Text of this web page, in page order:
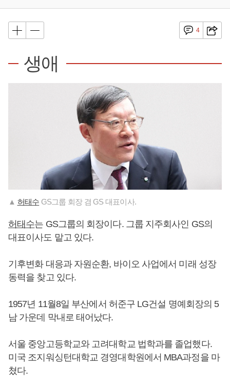
4
생애
▲ 허태수 GS그룹 회장 겸 GS 대표이사.
허태수는 GS그룹의 회장이다. 그룹 지주회사인 GS의
대표이사도 맡고 있다.
기후변화 대응과 자원순환, 바이오 사업에서 미래 성장
동력을 찾고 있다.
1957년 11월8일 부산에서 허준구 LG건설 명예회장의 5
남 가운데 막내로 태어났다.
서울 중앙고등학교와 고려대학교 법학과를 졸업했다.
미국 조지워싱턴대학교 경영대학원에서 MBA과정을 마
쳤다.